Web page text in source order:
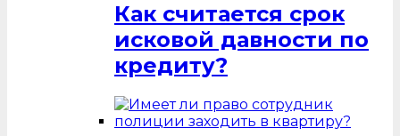
Как считается срок
исковой давности по
кредиту?